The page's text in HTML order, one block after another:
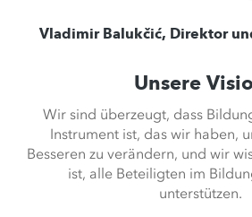
Vladimir Balukčić, Direktor
Unsere
Wir sind überzeugt, dass
Instrument ist, das wir haben,
Besseren zu verändern, und wir
ist, alle Beteiligten im
unterstützen.